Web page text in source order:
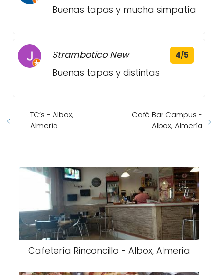
Buenas tapas y mucha simpatía
Strambotico New 4/5
Buenas tapas y distintas
TC’s - Albox,
Almería
Café Bar Campus -
Albox, Almería
Cafetería Rinconcillo - Albox, Almería